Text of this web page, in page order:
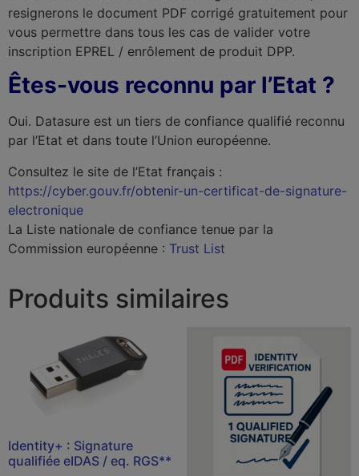
resignerons le document PDF corrigé gratuitement pour
vous permettre dans tous les cas de valider votre
inscription EPREL / enrôlement de produit DPP.
Êtes-vous reconnu par l’Etat ?
Oui. Datasure est un tiers de confiance qualifié reconnu
par l’Etat et dans toute l’Union européenne.
Consultez le site de l’Etat français :
https://cyber.gouv.fr/obtenir-un-certificat-de-signature-
electronique
La Liste nationale de confiance tenue par la
Commission européenne : Trust List
Produits similaires
Identity+ : Signature
qualifiée eIDAS / eq. RGS**